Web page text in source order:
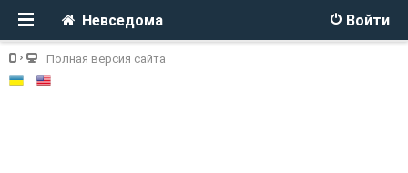
Войти
Невседома
Полная версия сайта